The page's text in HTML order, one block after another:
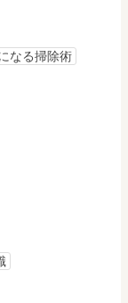
なる掃除術